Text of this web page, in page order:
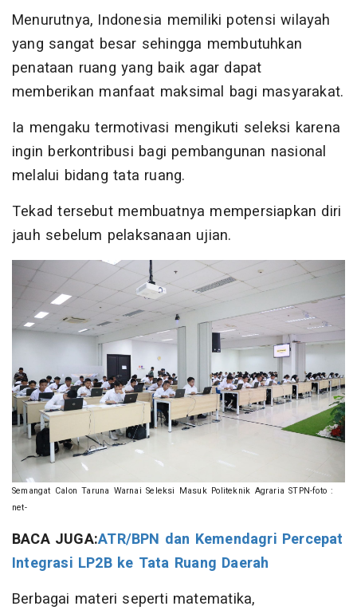
Menurutnya, Indonesia memiliki potensi wilayah
yang sangat besar sehingga membutuhkan
penataan ruang yang baik agar dapat
memberikan manfaat maksimal bagi masyarakat.
Ia mengaku termotivasi mengikuti seleksi karena
ingin berkontribusi bagi pembangunan nasional
melalui bidang tata ruang.
Tekad tersebut membuatnya mempersiapkan diri
jauh sebelum pelaksanaan ujian.
Semangat Calon Taruna Warnai Seleksi Masuk Politeknik Agraria STPN-foto :
net-
BACA JUGA:ATR/BPN dan Kemendagri Percepat
Integrasi LP2B ke Tata Ruang Daerah
Berbagai materi seperti matematika,